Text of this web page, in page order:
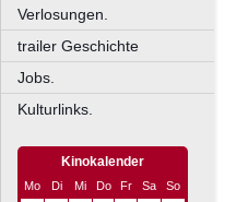
Verlosungen.
trailer Geschichte
Jobs.
Kulturlinks.
Kinokalender
Mo Di Mi Do Fr Sa
So